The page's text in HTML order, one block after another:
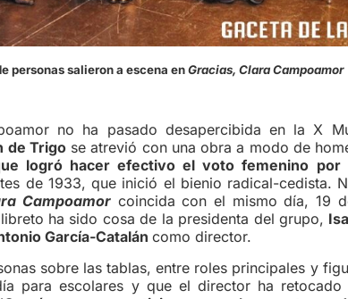
personas salieron a escena enGracias, Clara Campoamor
no ha pasado desapercibida en la X
de Trigose atrevió con una obra a modo de
logró hacer efectivo el voto femenino por
de 1933, que inició el bienio radical-cedista.
Campoamor coincida con el mismo día, 19
ha sido cosa de la presidenta del grupo,
García-Catalán como director.
sobre las tablas, entre roles principales y
para escolares y que el director ha retocado